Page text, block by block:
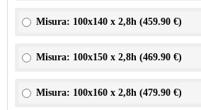
Misura: 100x140 x 2,8h (459.90 €)
Misura: 100x150 x 2,8h (469.90 €)
Misura: 100x160 x 2,8h (479.90 €)